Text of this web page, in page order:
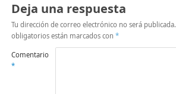
Deja una respuesta
Tu dirección de correo electrónico no será publicada.
obligatorios están marcados con *
Comentario
*